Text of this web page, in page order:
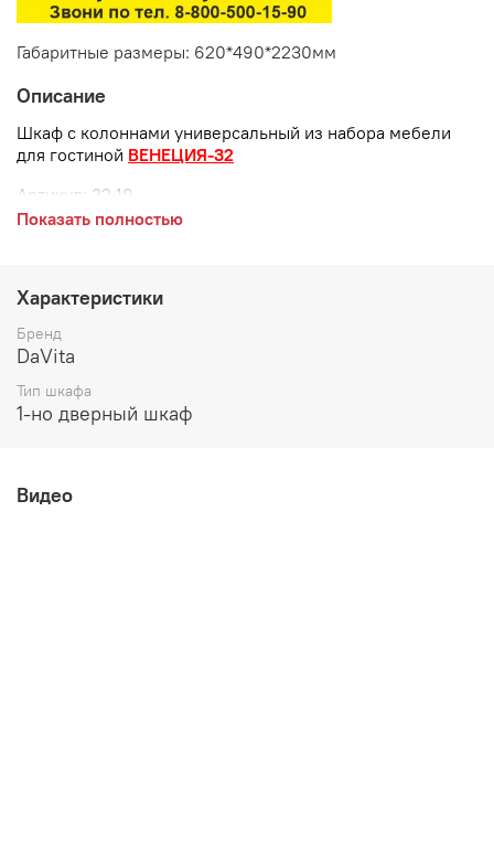
Габаритные размеры: 620*490*2230мм
Описание
Шкаф с колоннами универсальный из набора мебели
для гостиной ВЕНЕЦИЯ-32
Артикул: 32.19
глубина 490 мм
высота 2230 мм
Показать полностью
Характеристики
Бренд
DaVita
Тип шкафа
1-но дверный шкаф
Видео